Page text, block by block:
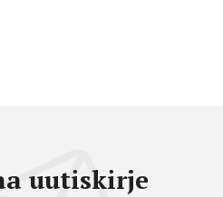
uutiskirje